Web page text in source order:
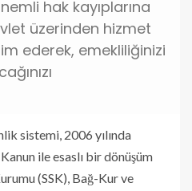
hak kayıplarına
üzerinden hizmet
ederek, emekliliğinizi
sistemi, 2006 yılında
ile esaslı bir dönüşüm
(SSK), Bağ-Kur ve